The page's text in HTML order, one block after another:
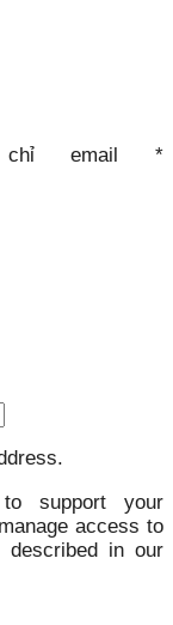
chỉ email *
support your
access to
described in our